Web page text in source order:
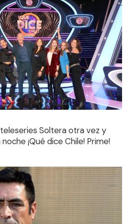
Soltera otra vez y
¡Qué dice Chile! Prime!